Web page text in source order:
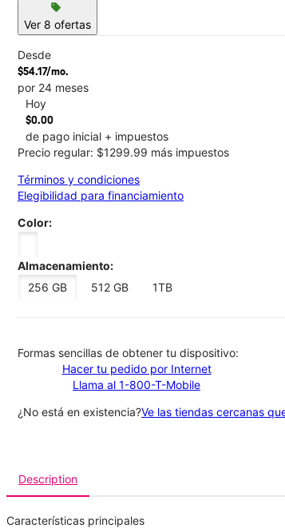
This carousel contains a column of small
sell
Ver 8 ofertas
Desde
$54.17/mo.
por 24 meses
Hoy
$0.00
de pago inicial + impuestos
Precio regular: $1299.99 más impuestos
Términos y condiciones
Elegibilidad para financiamiento
Color:
Almacenamiento:
256 GB
512 GB 1TB
​​​​​​​Formas sencillas de obtener tu dispositivo:
Hacer tu pedido por Internet
Llama al 1-800-T-Mobile
¿No está en existencia?Ve las tiendas cercanas
Description
Características principales